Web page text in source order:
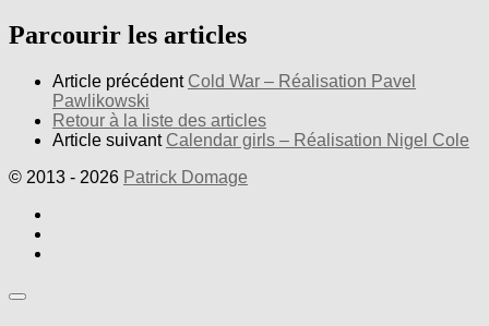
Parcourir les articles
Article précédent Cold War – Réalisation Pavel
Pawlikowski
Retour à la liste des articles
Article suivant Calendar girls – Réalisation Nigel Cole
© 2013 - 2026 Patrick Domage